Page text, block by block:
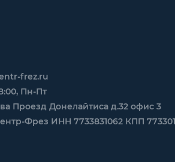
frez.ru
Пн-Пт
Проезд Донелайтиса д.32 офис 3
Фрез ИНН 7733831062 КПП